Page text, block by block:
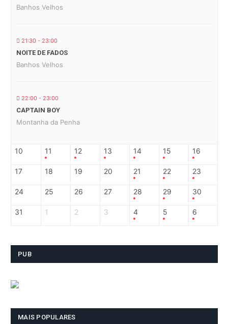
Banhos Velhos
21:30 - 23:00
NOITE DE FADOS
Banhos Velhos
22:00 - 23:00
CAPTAIN BOY
Montanha da Penha
10 11 12 13 14 15 16
17 18 19 20 21 22 23
24 25 26 27 28 29 30
31 1 2 3 4 5 6
PUB
MAIS POPULARES